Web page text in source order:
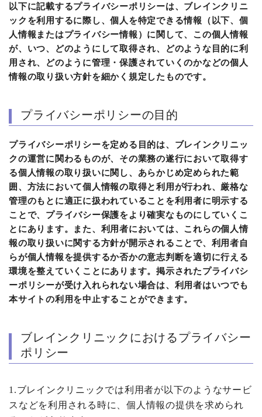
以下に記載するプライバシーポリシーは、ブレインクリニ
ックを利用するに際し、個人を特定できる情報（以下、個
人情報またはプライバシー情報）に関して、この個人情報
が、いつ、どのようにして取得され、どのような目的に利
用され、どのように管理・保護されていくのかなどの個人
情報の取り扱い方針を細かく規定したものです。
プライバシーポリシーの目的
プライバシーポリシーを定める目的は、ブレインクリニッ
クの運営に関わるものが、その業務の遂行において取得す
る個人情報の取り扱いに関し、あらかじめ定められた範
囲、方法において個人情報の取得と利用が行われ、厳格な
管理のもとに適正に扱われていることを利用者に明示する
ことで、プライバシー保護をより確実なものにしていくこ
とにあります。また、利用者においては、これらの個人情
報の取り扱いに関する方針が開示されることで、利用者自
らが個人情報を提供するか否かの意志判断を適切に行える
環境を整えていくことにあります。掲示されたプライバシ
ーポリシーが受け入れられない場合は、利用者はいつでも
本サイトの利用を中止することができます。
ブレインクリニックにおけるプライバシー
ポリシー
1.ブレインクリニックでは利用者が以下のようなサービ
スなどを利用される時に、個人情報の提供を求められ